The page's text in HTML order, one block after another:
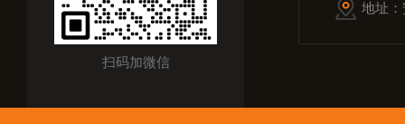
扫码加微信
地址